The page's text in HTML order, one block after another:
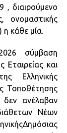
, διαιρούμενο
ονομαστικής
κάθε μία.
σύμβαση
και
Ελληνικής
Τοποθέτησης
ανέλαβαν
Νέων